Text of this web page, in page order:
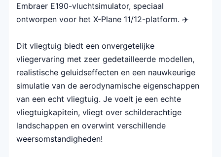
Embraer E190-vluchtsimulator, speciaal
ontworpen voor het X-Plane 11/12-platform. ✈️
Dit vliegtuig biedt een onvergetelijke
vliegervaring met zeer gedetailleerde modellen,
realistische geluidseffecten en een nauwkeurige
simulatie van de aerodynamische eigenschappen
van een echt vliegtuig. Je voelt je een echte
vliegtuigkapitein, vliegt over schilderachtige
landschappen en overwint verschillende
weersomstandigheden!